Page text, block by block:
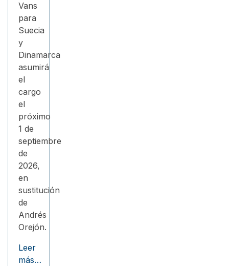
Vans
para
Suecia
y
Dinamarca
asumirá
el
cargo
el
próximo
1 de
septiembre
de
2026,
en
sustitución
de
Andrés
Orejón.
Leer
más…